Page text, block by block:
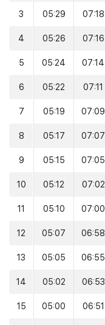
3 05:29 07:18
4 05:26 07:16
5 05:24 07:14
6 05:22 07:11
7 05:19 07:09
8 05:17 07:07
9 05:15 07:05
10 05:12 07:02
11 05:10 07:00
12 05:07 06:58
13 05:05 06:55
14 05:02 06:53
15 05:00 06:51